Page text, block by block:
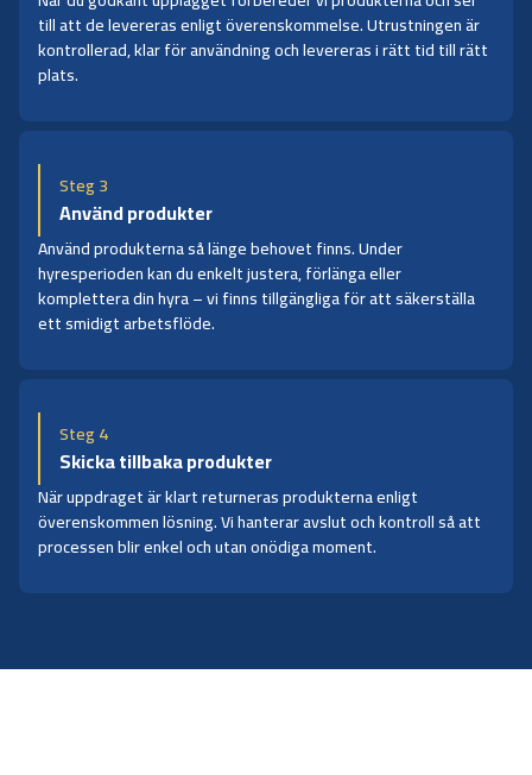
till att de levereras enligt överenskommelse. Utrustningen är
kontrollerad, klar för användning och levereras i rätt tid till rätt
plats.
Steg 3
Använd produkter
Använd produkterna så länge behovet finns. Under
hyresperioden kan du enkelt justera, förlänga eller
komplettera din hyra – vi finns tillgängliga för att säkerställa
ett smidigt arbetsflöde.
Steg 4
Skicka tillbaka produkter
När uppdraget är klart returneras produkterna enligt
överenskommen lösning. Vi hanterar avslut och kontroll så att
processen blir enkel och utan onödiga moment.